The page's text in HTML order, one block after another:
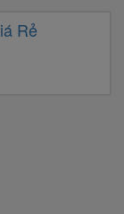
Rẻ